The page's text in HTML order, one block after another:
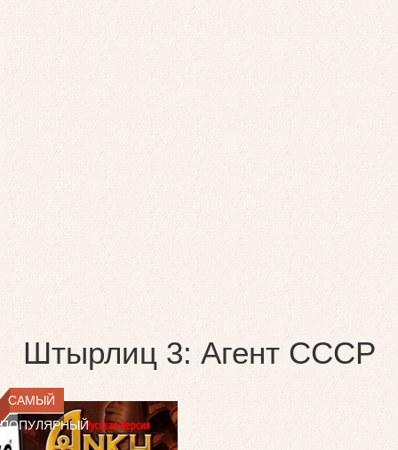
Штырлиц 3: Агент СССР
САМЫЙ
ПОПУЛЯРНЫЙ